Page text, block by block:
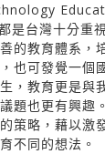
是台灣十分重
的教育體系，
也可發覺一個
，教育更是與
題也更有興趣
策略，藉以激
不同的想法。